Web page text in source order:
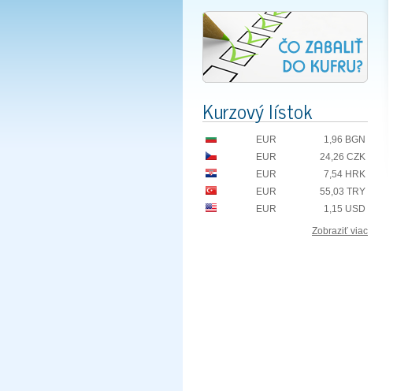
Kurzový lístok
EUR
1,96 BGN
EUR
24,26 CZK
EUR
7,54 HRK
EUR
55,03 TRY
EUR
1,15 USD
Zobraziť viac